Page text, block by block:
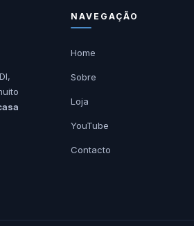
NAVEGAÇÃO
Home
Sobre
Loja
YouTube
Contacto